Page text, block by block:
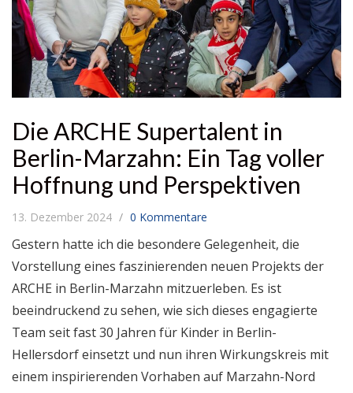
Die ARCHE Supertalent in
Berlin-Marzahn: Ein Tag voller
Hoffnung und Perspektiven
13. Dezember 2024 0 Kommentare
Gestern hatte ich die besondere Gelegenheit, die
Vorstellung eines faszinierenden neuen Projekts der
ARCHE in Berlin-Marzahn mitzuerleben. Es ist
beeindruckend zu sehen, wie sich dieses engagierte
Team seit fast 30 Jahren für Kinder in Berlin-
Hellersdorf einsetzt und nun ihren Wirkungskreis mit
einem inspirierenden Vorhaben auf Marzahn-Nord